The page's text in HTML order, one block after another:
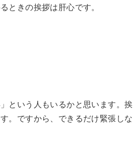
ときの挨拶は肝心です。
という人もいるかと思います。挨
。ですから、できるだけ緊張しな